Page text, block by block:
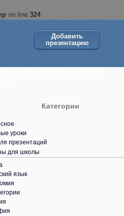
on line 324
Добавить
презентацию
Категории
уроки
презентаций
для школы
язык